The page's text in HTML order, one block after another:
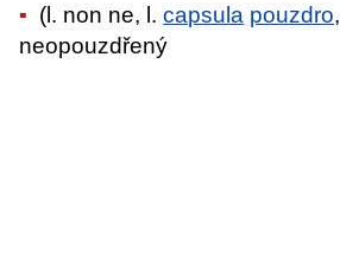
(l. non ne, l.capsula pouzdro,
neopouzdřený